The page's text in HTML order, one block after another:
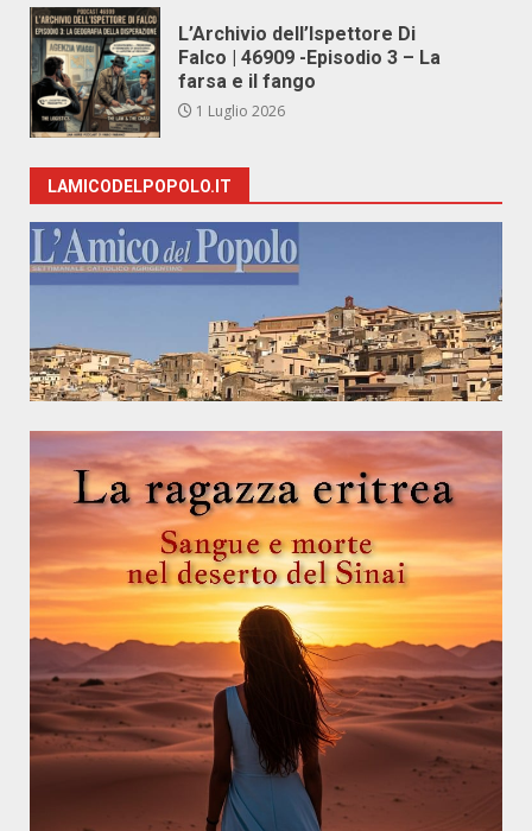
L’Archivio dell’Ispettore Di
Falco | 46909 -Episodio 3 – La
farsa e il fango
1 Luglio 2026
LAMICODELPOPOLO.IT